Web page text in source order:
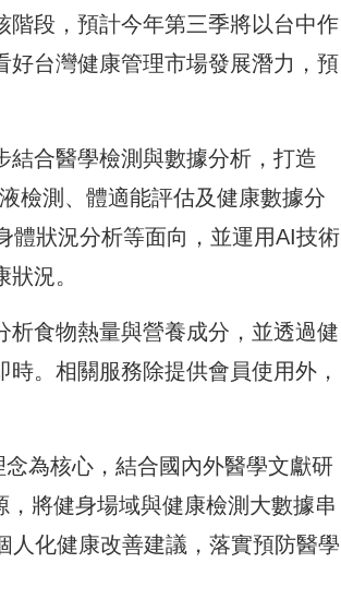
階段，預計今年第三季將以台中作
好台灣健康管理市場發展潛力，預
合醫學檢測與數據分析，打造
檢測、體適能評估及健康數據分
體狀況分析等面向，並運用AI技術
況。
食物熱量與營養成分，並透過健
。相關服務除提供會員使用外，
為核心，結合國內外醫學文獻研
將健身場域與健康檢測大數據串
人化健康改善建議，落實預防醫學